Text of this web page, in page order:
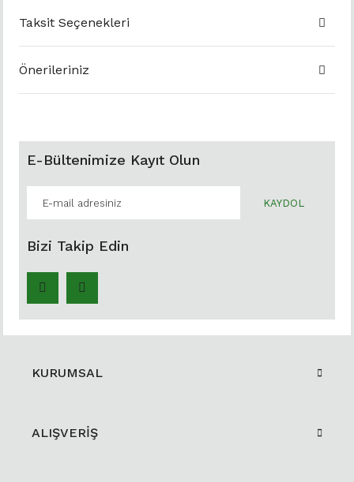
Taksit Seçenekleri
Önerileriniz
E-Bültenimize Kayıt Olun
KAYDOL
Bizi Takip Edin
KURUMSAL
ALIŞVERİŞ